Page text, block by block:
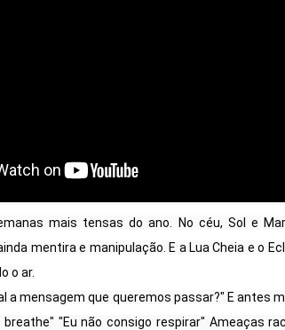
mais tensas do ano. No céu, Sol e
mentira e manipulação. E a Lua Cheia e o
o ar.
a mensagem que queremos passar?" E antes
breathe" "Eu não consigo respirar" Ameaças